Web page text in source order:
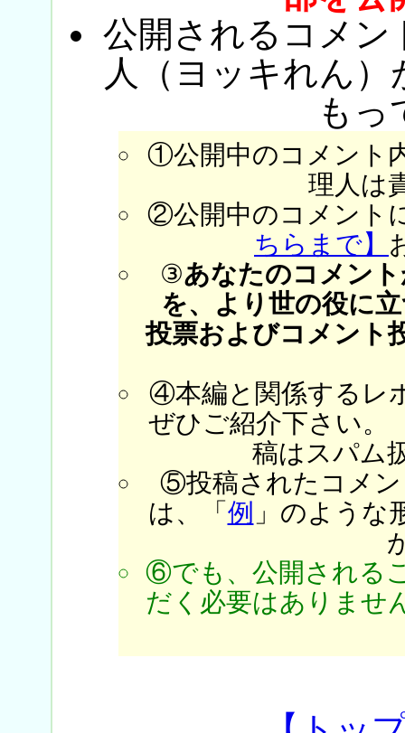
公開されるコメン
人（ヨッキれん
もっ
①公開中のコメント
理人は
②公開中のコメント
ちらまで】
③あなたのコメン
を、より世の役に
投票およびコメント
④本編と関係するレ
ぜひご紹介下さい。
稿はスパム
⑤投稿されたコメン
は、「 例 」のような
⑥でも、公開される
だく必要はありませ